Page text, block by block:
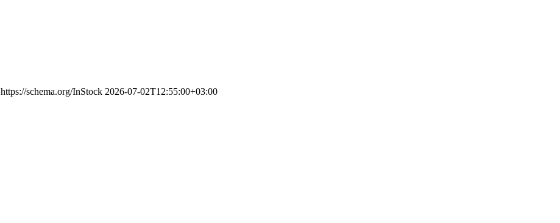
https://schema.org/InStock 2026-07-02T12:55:00+03:00